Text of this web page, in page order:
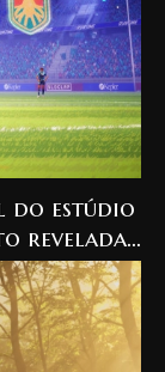
do estúdio
revelada